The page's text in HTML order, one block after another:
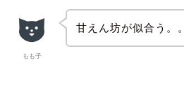
もも子
甘えん坊が似合う。。